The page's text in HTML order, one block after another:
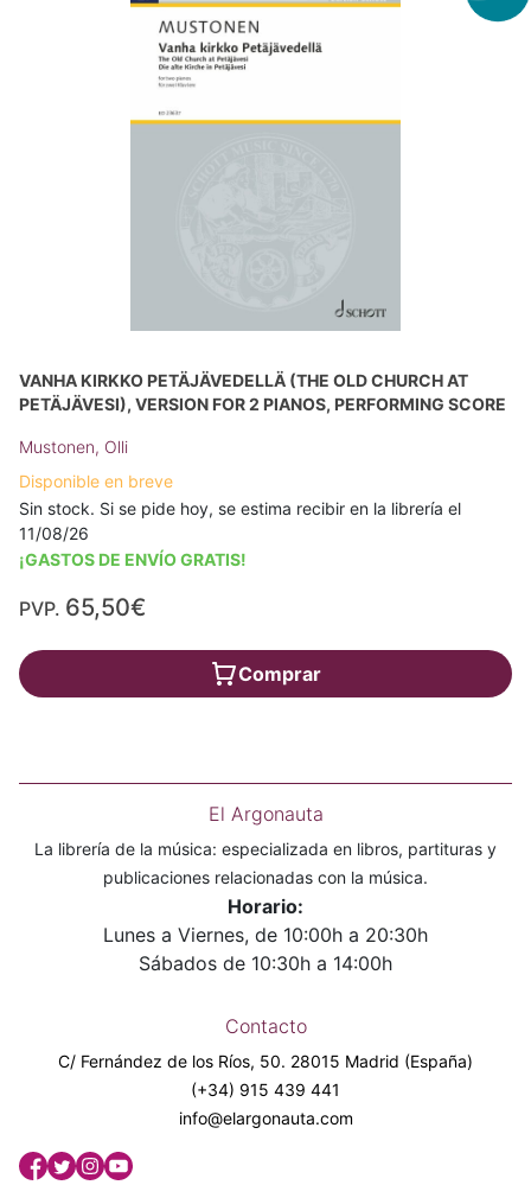
VANHA KIRKKO PETÄJÄVEDELLÄ (THE OLD CHURCH AT
PETÄJÄVESI), VERSION FOR 2 PIANOS, PERFORMING SCORE
Mustonen, Olli
Disponible en breve
Sin stock. Si se pide hoy, se estima recibir en la librería el
11/08/26
¡GASTOS DE ENVÍO GRATIS!
PVP. 65,50€
Comprar
El Argonauta
La librería de la música: especializada en libros, partituras y
publicaciones relacionadas con la música.
Horario:
Lunes a Viernes, de 10:00h a 20:30h
Sábados de 10:30h a 14:00h
Contacto
C/ Fernández de los Ríos, 50. 28015 Madrid (España)
(+34) 915 439 441
info@elargonauta.com